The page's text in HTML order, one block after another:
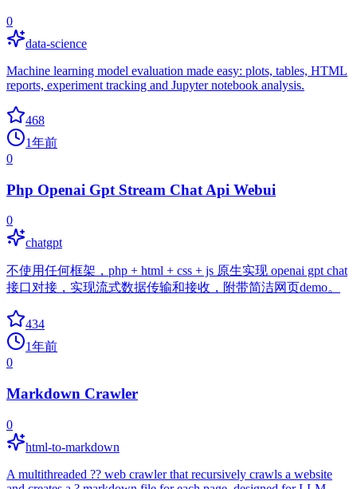
0
data-science
Machine learning model evaluation made easy: plots, tables, HTML
reports, experiment tracking and Jupyter notebook analysis.
468
1年前
0
Php Openai Gpt Stream Chat Api Webui
0
chatgpt
不使用任何框架，php + html + css + js 原生实现 openai gpt chat
接口对接，实现流式数据传输和接收，附带简洁网页demo。
434
1年前
0
Markdown Crawler
0
html-to-markdown
A multithreaded ?? web crawler that recursively crawls a website